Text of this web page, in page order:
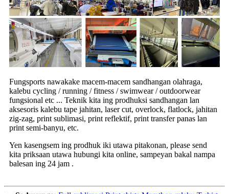
Fungsports nawakake macem-macem sandhangan olahraga,
kalebu cycling / running / fitness / swimwear / outdoorwear
fungsional etc ... Teknik kita ing prodhuksi sandhangan lan
aksesoris kalebu tape jahitan, laser cut, overlock, flatlock, jahitan
zig-zag, print sublimasi, print reflektif, print transfer panas lan
print semi-banyu, etc.
Yen kasengsem ing prodhuk iki utawa pitakonan, please send
kita priksaan utawa hubungi kita online, sampeyan bakal nampa
balesan ing 24 jam .